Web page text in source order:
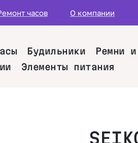
часов О компании
Будильники Ремни
Элементы питания